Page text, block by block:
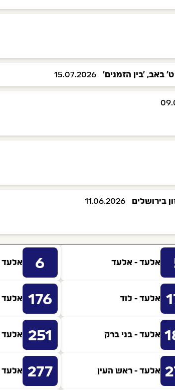
ט' באב, 'בין הזמנים' 15.07.2026
11.06.2026
אלעד - אלעד 6 אלעד
אלעד - לוד 176 אלעד
אלעד - בני ברק 251 אלעד
אלעד - ראש העין 277 אלעד